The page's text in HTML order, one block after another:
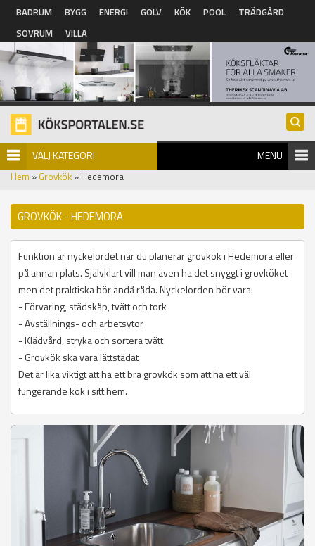
Hoppa till huvudinnehåll
BADRUM BYGG ENERGI GOLV KÖK POOL
TRÄDGÅRD
SOVRUM
VILLA
VÄLJ KATEGORI MENU
Hem » Grovkök » Hedemora
GROVKÖK - HEDEMORA
Funktion är nyckelordet när du planerar grovkök i Hedemora eller
på annan plats. Självklart vill man även ha det snyggt i grovköket
men det praktiska bör ändå råda. Nyckelorden bör vara:
- Förvaring, städskåp, tvätt och tork
- Avställnings- och arbetsytor
- Klädvård, stryka och sortera tvätt
- Grovkök ska vara lättstädat
Det är lika viktigt att ha ett bra grovkök som att ha ett väl
fungerande kök i sitt hem.